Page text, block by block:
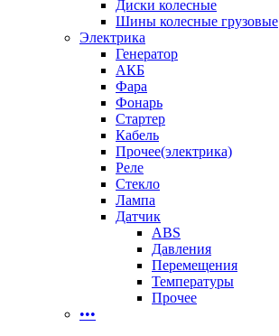
Диски колесные
Шины колесные грузовые
Электрика
Генератор
АКБ
Фара
Фонарь
Стартер
Кабель
Прочее(электрика)
Реле
Стекло
Лампа
Датчик
ABS
Давления
Перемещения
Температуры
Прочее
•••